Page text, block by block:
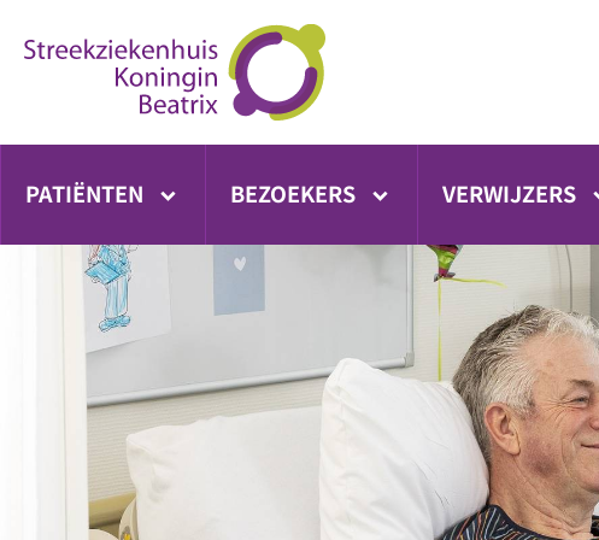
direct
PATIËNTEN BEZOEKERS VERWIJZERS